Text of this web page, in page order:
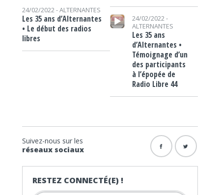
24/02/2022 -ALTERNANTES
Les 35 ans d’Alternantes
• Le début des radios
libres
Lecteur audio
24/02/2022 -
ALTERNANTES
Les 35 ans
d’Alternantes •
Témoignage d’un
des participants
à l’épopée de
Radio Libre 44
Suivez-nous sur les
réseaux sociaux
RESTEZ CONNECTÉ(E) !